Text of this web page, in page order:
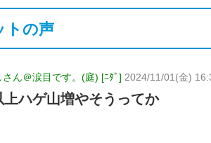
トの声
さん＠涙目です。(庭) [ﾆﾀﾞ] 2024/11/01(金)
上ハゲ山増やそうってか